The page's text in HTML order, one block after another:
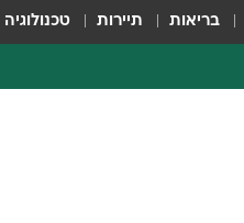
בריאות תיירות טכנולוגיה